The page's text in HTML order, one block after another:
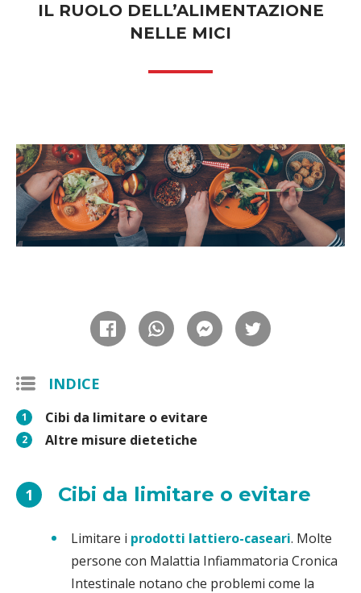
IL RUOLO DELL’ALIMENTAZIONE
NELLE MICI
INDICE
1 Cibi da limitare o evitare
2 Altre misure dietetiche
1 Cibi da limitare o evitare
Limitare i prodotti lattiero-caseari. Molte
persone con Malattia Infiammatoria Cronica
Intestinale notano che problemi come la